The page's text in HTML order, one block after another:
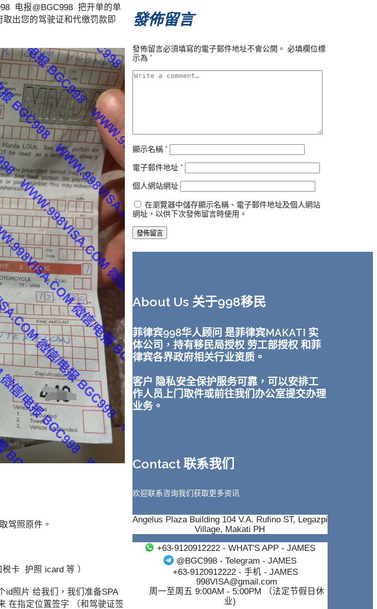
电报@BGC998 把开单的单
出您的驾驶证和代缴罚款即
驾照原件。
卡 护照 icard 等 ）
id照片 给我们，我们准备SPA
在指定位置签字 （和驾驶证签
發佈留言
發佈留言必須填寫的電子郵件地址不會公開。 必填欄位標
示為 *
顯示名稱 *
電子郵件地址 *
個人網站網址
在瀏覽器中儲存顯示名稱、電子郵件地址及個人網站
網址，以供下次發佈留言時使用。
About Us 关于998移民
菲律宾998华人顾问 是菲律宾MAKATI 实
体公司，持有移民局授权 劳工部授权 和菲
律宾各界政府相关行业资质。
客户 隐私安全保护服务可靠，可以安排工
作人员上门取件或前往我们办公室提交办理
业务。
Contact 联系我们
欢迎联系咨询我们获取更多资讯
Angelus Plaza Building 104 V.A. Rufino ST, Legazpi
Village, Makati PH
+63-9120912222 - WHAT'S APP - JAMES
@BGC998- Telegram - JAMES
+63-9120912222 - 手机 - JAMES
998VISA@gmail.com
周一至周五 9:00AM - 5:00PM （法定节假日休
业)